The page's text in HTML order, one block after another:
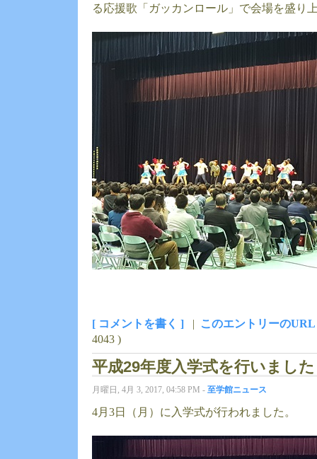
る応援歌「ガッカンロール」で会場を盛り
[ コメントを書く ] | このエントリーのURL
4043 )
平成29年度入学式を行いました
月曜日, 4月 3, 2017, 04:58 PM - 至学館ニュース
4月3日（月）に入学式が行われました。